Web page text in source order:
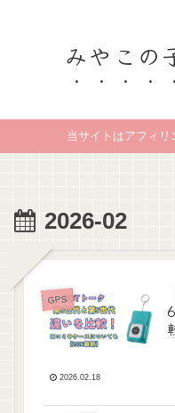
みやこの
当サイトはアフィリ
2026-02
GPS
2026.02.18